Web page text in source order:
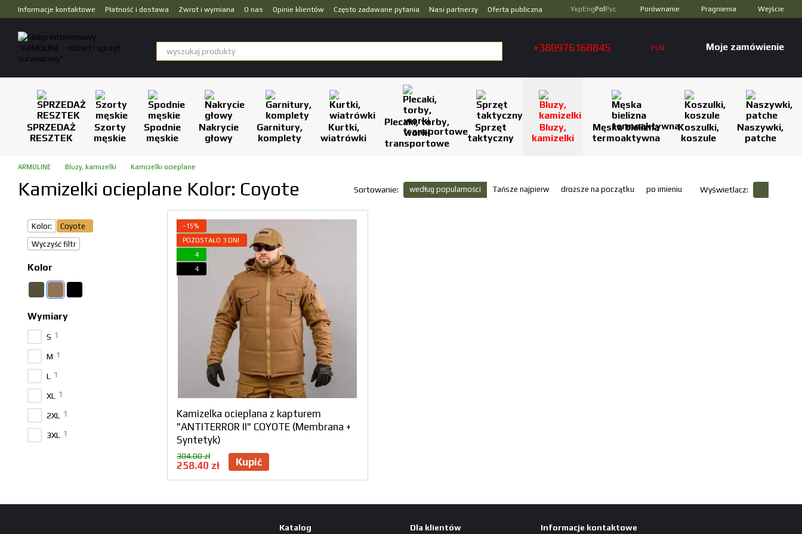
Przejdź do głównej treści
Informacje kontaktowe Płatność i dostawa Zwrot i wymiana O nas Opinie klientów Często zadawane pytania Nasi partnerzy
Oferta publiczna
УкрEngPol Рус Porównanie Pragnienia Wejście
+380976168845 PLN Moje zamówienie
SPRZEDAŻ
RESZTEK
Szorty
męskie
Spodnie
męskie
Nakrycie
głowy
Garnitury,
komplety
Kurtki,
wiatrówki
Plecaki, torby,
worki
transportowe
Sprzęt
taktyczny
Bluzy,
kamizelki
Męska bielizna
termoaktywna
Koszulki,
koszule
Naszywki,
patche
ARMOLINE Bluzy, kamizelki Kamizelki ocieplane
Kamizelki ocieplane Kolor: Coyote Sortowanie: według popularności Tańsze najpierw droższe na początku po imieniu Wyświetlacz:
−15%
POZOSTAŁO 3 DNI
4
4
Kamizelka ocieplana z kapturem
"ANTITERROR II" COYOTE (Membrana +
Syntetyk)
304.00 zł
258.40 zł Kupić
Kolor:
Coyote
Wyczyść filtr
Kolor
Wymiary
S 1
M 1
L 1
XL 1
2XL 1
3XL 1
Katalog Dla klientów Informacje kontaktowe